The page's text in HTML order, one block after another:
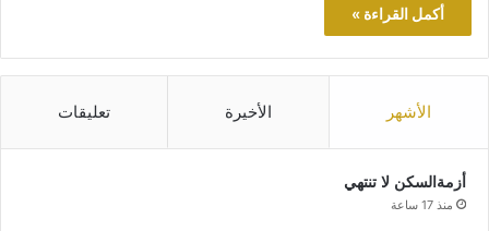
أكمل القراءة »
الأشهر الأخيرة تعليقات
أزمةالسكن لا تنتهي
منذ 17 ساعة